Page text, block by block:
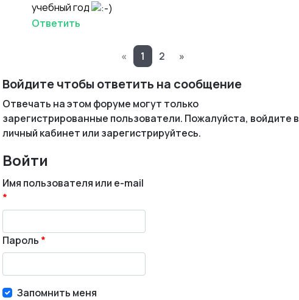
учебный год
Ответить
« 1 2 »
Войдите чтобы ответить на сообщение
Отвечать на этом форуме могут только
зарегистрированные пользователи. Пожалуйста, войдите в
личный кабинет или зарегистрируйтесь.
Войти
Имя пользователя или e-mail
Пароль
Запомнить меня